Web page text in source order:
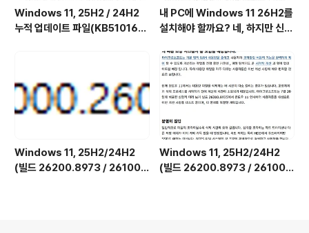
Windows 11, 25H2 / 24H2
누적 업데이트 파일(KB510168
업데이트)
내 PC에 Windows 11 26H2를
설치해야 할까요? 네, 하지만 신중
Windows 11, 25H2/24H2
(빌드 26200.8973 / 26100.
Windows 11, 25H2/24H2
(빌드 26200.8973 / 26100.